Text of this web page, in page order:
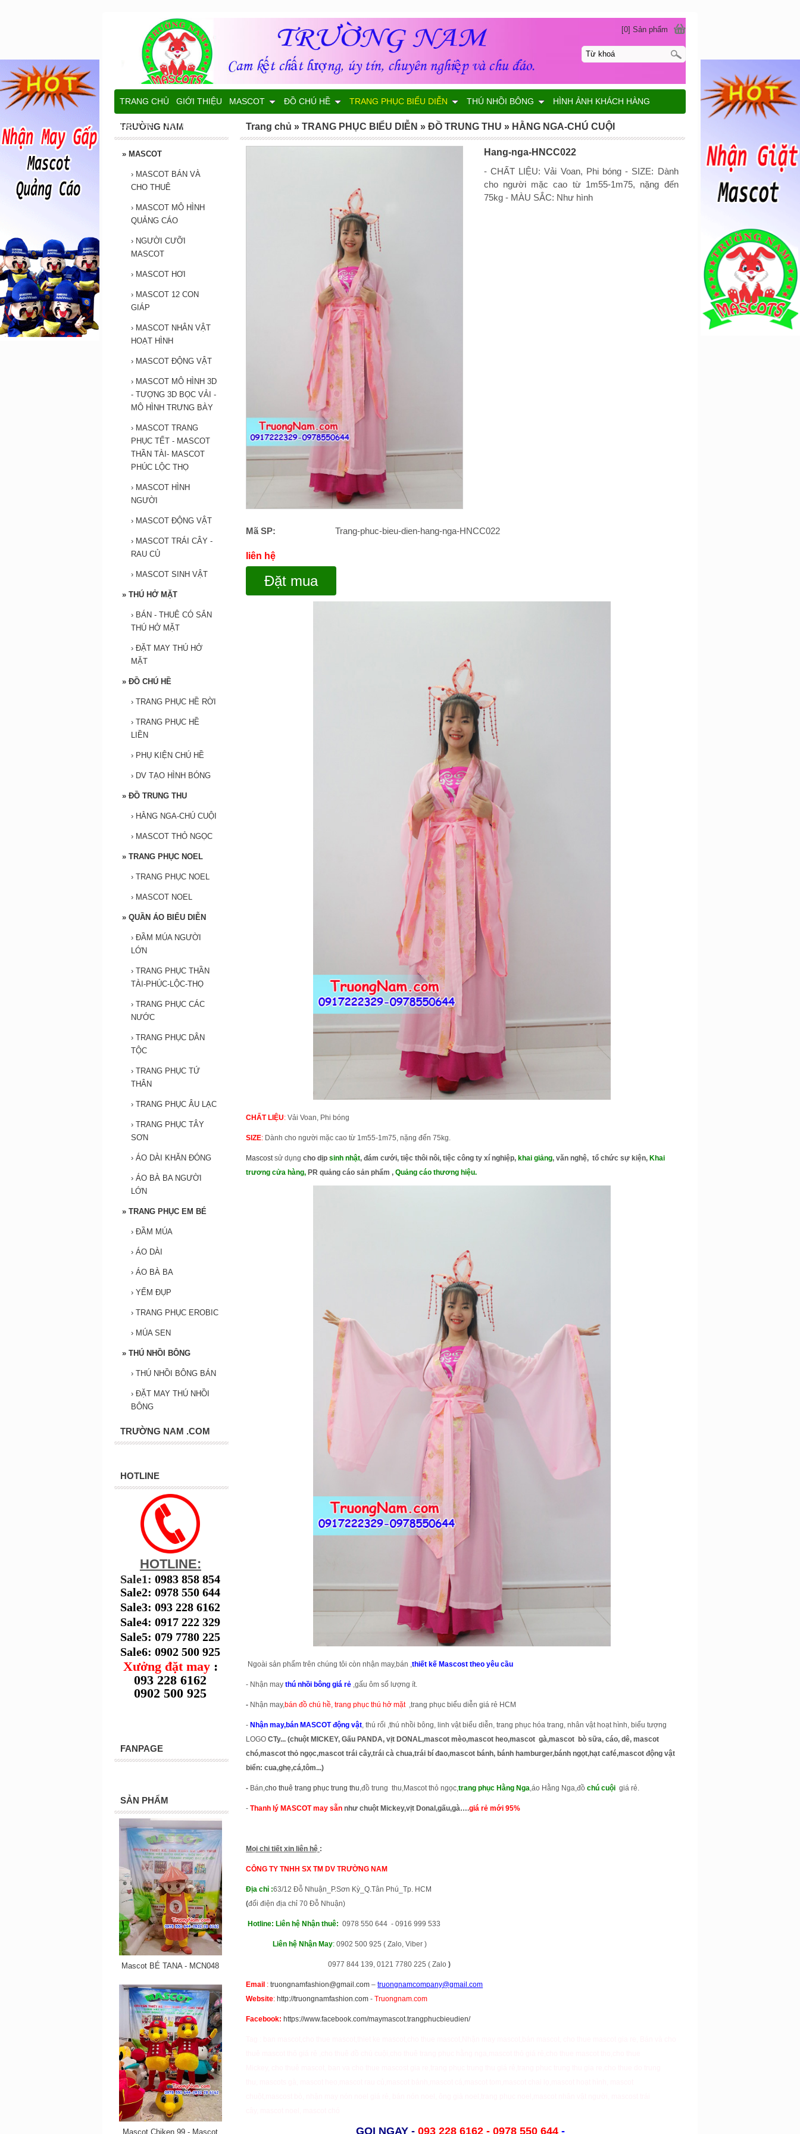
Hang-nga-HNCC022
- CHẤT LIỆU: Vải Voan, Phi bóng - SIZE: Dành
cho người mặc cao từ 1m55-1m75, nặng đến
75kg - MÀU SẮC: Như hình
Mã SP: Trang-phuc-bieu-dien-hang-nga-HNCC022
liên hệ
Đặt mua
CHẤT LIỆU: Vải Voan, Phi bóng
SIZE: Dành cho người mặc cao từ 1m55-1m75, nặng đến 75kg.
Mascostsử dụngcho dịp sinh nhật, đám cưới, tiệc thôi nôi, tiệc công ty xí nghiệp, khai giảng, văn nghệ, tổ chức sự kiện, Khai
trương cửa hàng, PR quảng cáo sản phẩm ,Quảng cáo thương hiệu.
Ngoài sản phẩm trên chúng tôi còn nhận may,bán ,thiết kế Mascost theo yêu cầu
- Nhận may thú nhồi bông giá rẻ ,gấu ôm số lượng ít.
- Nhận may,bán đồ chú hề, trang phục thú hở mặt ,trang phục biểu diễn giá rẻ HCM
-Nhận may,bán MASCOT động vật, thú rối ,thú nhồi bông, linh vật biểu diễn, trang phục hóa trang, nhân vật hoạt hình, biểu tượng
LOGO CTy... (chuột MICKEY, Gấu PANDA, vịt DONAL,mascot mèo,mascot heo,mascot gà,mascot bò sữa, cáo, dê, mascot
chó,mascot thỏ ngọc,mascot trái cây,trái cà chua,trái bí đao,mascot bánh, bánh hamburger,bánh ngọt,hạt café,mascot động vật
biển: cua,ghẹ,cá,tôm...)
- Bán,cho thuê trang phục trung thu,đồ trung thu,Mascot thỏ ngọc,trang phục Hằng Nga,áo Hằng Nga,đồchú cuội giá rẻ.
-Thanh lý MASCOT may sẵn như chuột Mickey,vịt Donal,gấu,gà….giá rẻ mới 95%
Mọi chi tiết xin liên hệ :
CÔNG TY TNHH SX TM DV TRƯỜNG NAM
Địa chỉ :63/12 Đỗ Nhuận_P.Sơn Kỳ_Q.Tân Phú_Tp. HCM
(đối điện địa chỉ 70 Đỗ Nhuận)
Hotline: Liên hệ Nhận thuê:0978 550 644 - 0916 999 533
Liên hệ Nhận May: 0902 500 925 ( Zalo, Viber )
0977 844 139, 0121 7780 225 ( Zalo)
Email : truongnamfashion@gmail.com – truongnamcompany@gmail.com
Website: http://truongnamfashion.com -Truongnam.com
Facebook:https://www.facebook.com/maymascot.trangphucbieudien/
GỌI NGAY-093 228 6162 -0978 550 644 -
Trang chủ »TRANG PHỤC BIỂU DIỄN »ĐỒ TRUNG THU » HẰNG NGA-CHÚ CUỘI
TRƯỜNG NAM
» MASCOT
› MASCOT BÁN VÀ
CHO THUÊ
› MASCOT MÔ HÌNH
QUẢNG CÁO
› NGƯỜI CƯỠI
MASCOT
› MASCOT HƠI
› MASCOT 12 CON
GIÁP
› MASCOT NHÂN VẬT
HOẠT HÌNH
› MASCOT ĐỘNG VẬT
› MASCOT MÔ HÌNH 3D
- TƯỢNG 3D BỌC VẢI -
MÔ HÌNH TRƯNG BÀY
› MASCOT TRANG
PHỤC TẾT - MASCOT
THẦN TÀI- MASCOT
PHÚC LỘC THỌ
› MASCOT HÌNH
NGƯỜI
› MASCOT ĐỘNG VẬT
› MASCOT TRÁI CÂY -
RAU CỦ
› MASCOT SINH VẬT
» THÚ HỞ MẶT
› BÁN - THUÊ CÓ SẮN
THÚ HỞ MẶT
› ĐẶT MAY THÚ HỞ
MẶT
» ĐỒ CHÚ HỀ
› TRANG PHỤC HỀ RỜI
› TRANG PHỤC HỀ
LIỀN
› PHỤ KIỆN CHÚ HỀ
› DV TẠO HÌNH BÓNG
» ĐỒ TRUNG THU
› HẰNG NGA-CHÚ CUỘI
› MASCOT THỎ NGỌC
» TRANG PHỤC NOEL
› TRANG PHỤC NOEL
› MASCOT NOEL
» QUẦN ÁO BIỂU DIỄN
› ĐẦM MÚA NGƯỜI
LỚN
› TRANG PHỤC THẦN
TÀI-PHÚC-LỘC-THỌ
› TRANG PHỤC CÁC
NƯỚC
› TRANG PHỤC DÂN
TỘC
› TRANG PHỤC TỨ
THÂN
› TRANG PHỤC ÂU LẠC
› TRANG PHỤC TÂY
SƠN
› ÁO DÀI KHĂN ĐÓNG
› ÁO BÀ BA NGƯỜI
LỚN
» TRANG PHỤC EM BÉ
› ĐẦM MÚA
› ÁO DÀI
› ÁO BÀ BA
› YẾM ĐỤP
› TRANG PHỤC EROBIC
› MÚA SEN
» THÚ NHỒI BÔNG
› THÚ NHỒI BÔNG BÁN
› ĐẶT MAY THÚ NHỒI
BÔNG
TRƯỜNG NAM .COM
HOTLINE
HOTLINE:
Sale1:0983 858 854
Sale2: 0978 550 644
Sale3: 093 228 6162
Sale4: 0917 222 329
Sale5: 079 7780 225
Sale6: 0902 500 925
Xưởng đặt may:
093 228 6162
0902 500 925
FANPAGE
SẢN PHẨM
Mascot BÉ TANA - MCN048
Mascot Chiken 99 - Mascot
[0] Sản phẩm
TRANG CHỦ GIỚI THIỆU MASCOT ĐỒ CHÚ HỀ TRANG PHỤC BIỂU DIỄN THÚ NHỒI BÔNG HÌNH ẢNH KHÁCH HÀNG
LIÊN HỆ TIN TỨC